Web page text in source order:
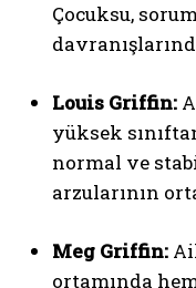
Çocuksu,
Louis Griffin:
yüksek
normal ve
arzularının
Meg Griffin:
ortamında